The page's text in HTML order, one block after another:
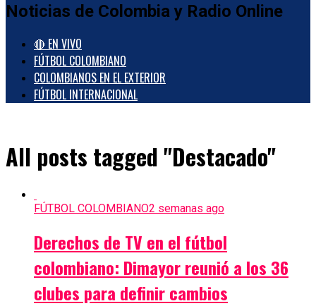
Noticias de Colombia y Radio Online
🔴 EN VIVO
FÚTBOL COLOMBIANO
COLOMBIANOS EN EL EXTERIOR
FÚTBOL INTERNACIONAL
All posts tagged "Destacado"
FÚTBOL COLOMBIANO2 semanas ago
Derechos de TV en el fútbol
colombiano: Dimayor reunió a los 36
clubes para definir cambios